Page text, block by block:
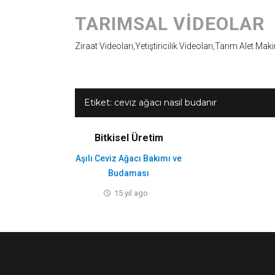
TARIMSAL VIDEOLAR
Ziraat Videoları,Yetiştiricilik Videoları,Tarım Alet
Etiket: ceviz ağacı nasıl budanır
Bitkisel Üretim
Aşılı Ceviz Ağacı Bakımı ve
Budaması
15 yıl ago